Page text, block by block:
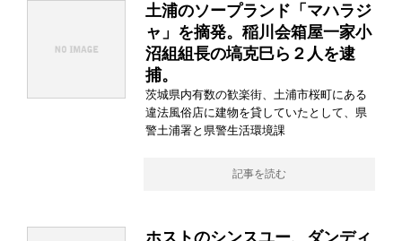
土浦のソープランド「マハラジ
ャ」を摘発。稲川会箱屋一家小
沼組組長の塙克巳ら２人を逮
捕。
茨城県内有数の歓楽街、土浦市桜町にある
違法風俗店に建物を貸していたとして、県
警土浦署と県警生活環境課
記事を読む
ホストのシンスユー、ダンディ